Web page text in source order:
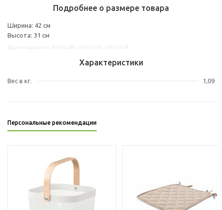
Подробнее о размере товара
Ширина: 42 см
Высота: 31 см
Характеристики
Вес в кг. 1,09
Персональные рекомендации